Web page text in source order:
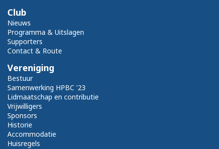
Club
Nieuws
Programma & Uitslagen
Supporters
Contact & Route
Vereniging
Bestuur
Samenwerking HPBC '23
Lidmaatschap en contributie
Vrijwilligers
Sponsors
Historie
Accommodatie
Huisregels